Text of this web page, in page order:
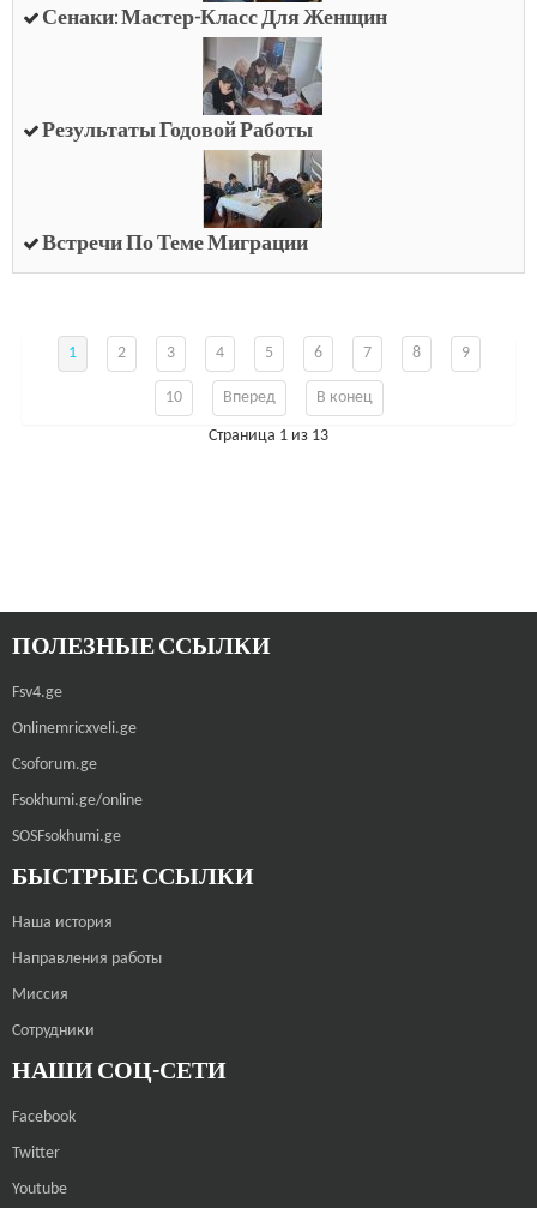
Сенаки: Мастер-Класс Для Женщин
Результаты Годовой Работы
Встречи По Теме Миграции
1 2 3 4 5 6 7 8 9
10 Вперед В конец
Страница 1 из 13
ПОЛЕЗНЫЕ ССЫЛКИ
Fsv4.ge
Onlinemricxveli.ge
Csoforum.ge
Fsokhumi.ge/online
SOSFsokhumi.ge
БЫСТРЫЕ ССЫЛКИ
Наша история
Направления работы
Миссия
Сотрудники
НАШИ СОЦ-СЕТИ
Facebook
Twitter
Youtube